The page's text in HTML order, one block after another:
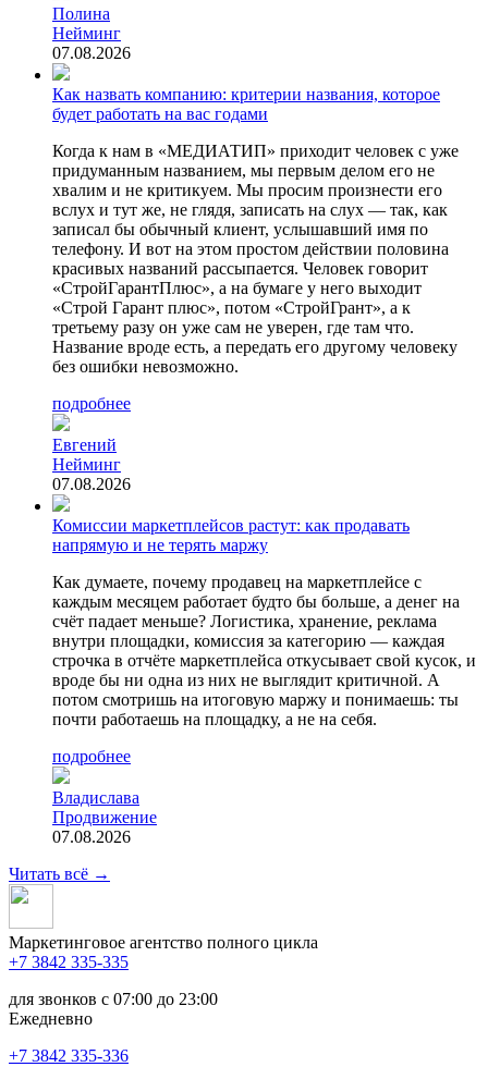
Полина
Нейминг
07.08.2026
Как назвать компанию: критерии названия, которое
будет работать на вас годами
Когда к нам в «МЕДИАТИП» приходит человек с уже
придуманным названием, мы первым делом его не
хвалим и не критикуем. Мы просим произнести его
вслух и тут же, не глядя, записать на слух — так, как
записал бы обычный клиент, услышавший имя по
телефону. И вот на этом простом действии половина
красивых названий рассыпается. Человек говорит
«СтройГарантПлюс», а на бумаге у него выходит
«Строй Гарант плюс», потом «СтройГрант», а к
третьему разу он уже сам не уверен, где там что.
Название вроде есть, а передать его другому человеку
без ошибки невозможно.
подробнее
Евгений
Нейминг
07.08.2026
Комиссии маркетплейсов растут: как продавать
напрямую и не терять маржу
Как думаете, почему продавец на маркетплейсе с
каждым месяцем работает будто бы больше, а денег на
счёт падает меньше? Логистика, хранение, реклама
внутри площадки, комиссия за категорию — каждая
строчка в отчёте маркетплейса откусывает свой кусок, и
вроде бы ни одна из них не выглядит критичной. А
потом смотришь на итоговую маржу и понимаешь: ты
почти работаешь на площадку, а не на себя.
подробнее
Владислава
Продвижение
07.08.2026
Читать всё →
Маркетинговое агентство полного цикла
+7 3842 335‑335
для звонков с 07:00 до 23:00
Ежедневно
+7 3842 335‑336